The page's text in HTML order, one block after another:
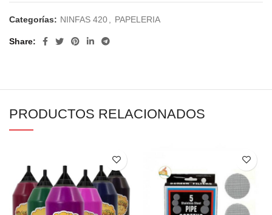
Categorías: NINFAS 420 PAPELERIA
Share
PRODUCTOS RELACIONADOS